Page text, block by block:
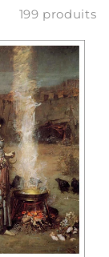
199 produits